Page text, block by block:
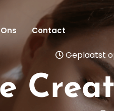
Contact
Geplaatst